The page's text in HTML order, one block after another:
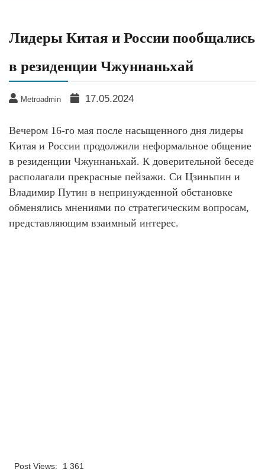
Лидеры Китая и России пообщались
в резиденции Чжуннаньхай
Metroadmin 17.05.2024
Вечером 16-го мая после насыщенного дня лидеры
Китая и России продолжили неформальное общение
в резиденции Чжуннаньхай. К доверительной беседе
располагали прекрасные пейзажи. Си Цзиньпин и
Владимир Путин в непринужденной обстановке
обменялись мнениями по стратегическим вопросам,
представляющим взаимный интерес.
Post Views: 1 361